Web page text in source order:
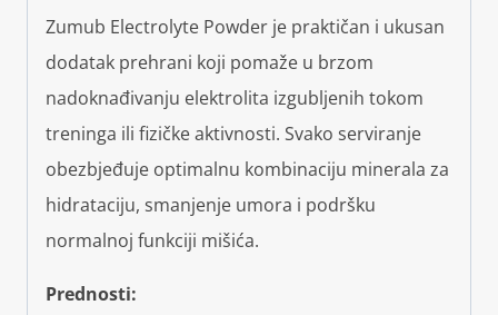
Zumub Electrolyte Powder je praktičan i ukusan
dodatak prehrani koji pomaže u brzom
nadoknađivanju elektrolita izgubljenih tokom
treninga ili fizičke aktivnosti. Svako serviranje
obezbjeđuje optimalnu kombinaciju minerala za
hidrataciju, smanjenje umora i podršku
normalnoj funkciji mišića.
Prednosti: